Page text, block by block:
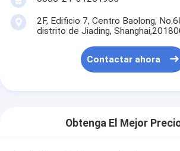
2F, Edificio 7, Centro Baolong,
distrito de Jiading,
Contactar ahora
Obtenga El Mejor